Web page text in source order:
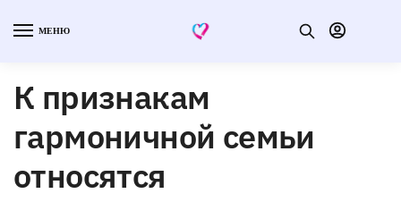
МЕНЮ
К признакам
гармоничной семьи
относятся